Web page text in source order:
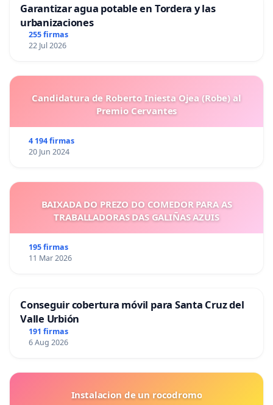
Garantizar agua potable en Tordera y las
urbanizaciones
255 firmas
22 Jul 2026
Candidatura de Roberto Iniesta Ojea (Robe) al
Premio Cervantes
4 194 firmas
20 Jun 2024
BAIXADA DO PREZO DO COMEDOR PARA AS
TRABALLADORAS DAS GALIÑAS AZUIS
195 firmas
11 Mar 2026
Conseguir cobertura móvil para Santa Cruz del
Valle Urbión
191 firmas
6 Aug 2026
Instalacion de un rocodromo